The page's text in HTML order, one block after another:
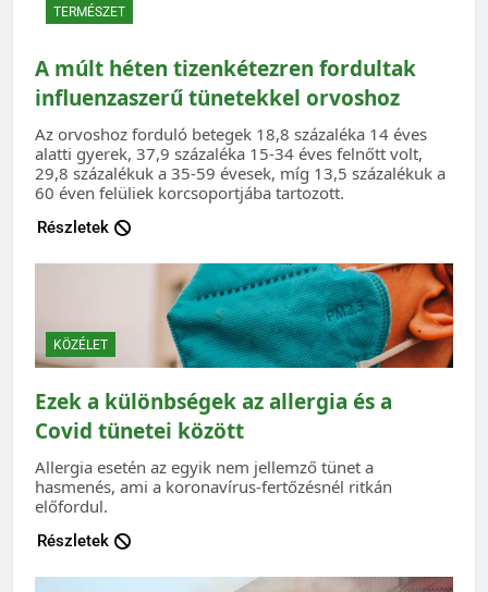
TERMÉSZET
A múlt héten tizenkétezren fordultak
influenzaszerű tünetekkel orvoshoz
Az orvoshoz forduló betegek 18,8 százaléka 14 éves
alatti gyerek, 37,9 százaléka 15-34 éves felnőtt volt,
29,8 százalékuk a 35-59 évesek, míg 13,5 százalékuk a
60 éven felüliek korcsoportjába tartozott.
Részletek
KÖZÉLET
Ezek a különbségek az allergia és a
Covid tünetei között
Allergia esetén az egyik nem jellemző tünet a
hasmenés, ami a koronavírus-fertőzésnél ritkán
előfordul.
Részletek